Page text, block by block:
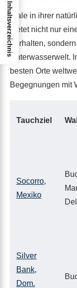
Wale in ihrer
bietet nicht nur
Verhalten,
Unterwasserwelt.
besten Orte
Begegnungen mit
Tauchziel
Socorro,
Mexiko
Silver
Bank,
Dom.
Inhaltsverzeichnis